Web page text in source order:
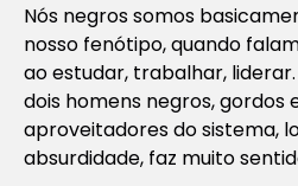
Nós negros somos
nosso fenótipo, quando
ao estudar, trabalhar, liderar.
dois homens negros, gordos
aproveitadores do sistema,
absurdidade, faz muito